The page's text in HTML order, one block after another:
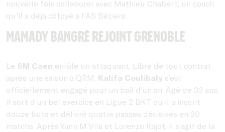
nouvelle fois collaborer avec Mathieu Chabert, un coach
qu'il a déjà côtoyé à l'AS Béziers.
Mamady Bangré rejoint Grenoble
Le SM Caen enrôle un attaquant. Libre de tout contrat
après une saison à QRM, Kalifa Coulibaly s’est
officiellement engagé pour un bail d’un an. Âgé de 33 ans,
il sort d’un bel exercice en Ligue 2 BKT où il a inscrit
douze buts et délivré quatre passes décisives en 30
matchs. Après Yann M'Vila et Lorenzo Rajot, il s’agit de la